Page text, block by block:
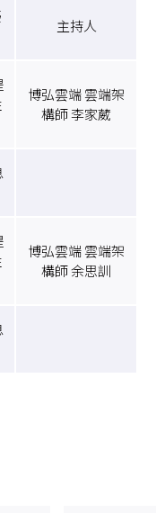
主持人
博弘雲端 雲端架
構師 李家葳
博弘雲端 雲端架
構師 余思訓